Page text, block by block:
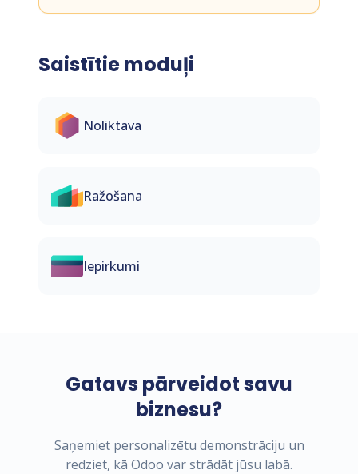
Saistītie moduļi
Noliktava
Ražošana
Iepirkumi
Gatavs pārveidot savu
biznesu?
Saņemiet personalizētu demonstrāciju un
redziet, kā Odoo var strādāt jūsu labā.